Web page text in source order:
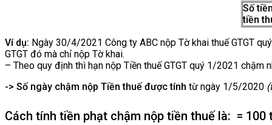
Số
tiền
Ví dụ: Ngày 30/4/2021 Công ty ABC nộp Tờ khai thuế GTGT
GTGT đó mà chỉ nộp Tờ khai.
– Theo quy định thì hạn nộp Tiền thuế GTGT quý 1/2021
-> Số ngày chậm nộp Tiền thuế được tính từ ngày 1/5/2020
Cách tính tiền phạt chậm nộp tiền thuế là: = 100